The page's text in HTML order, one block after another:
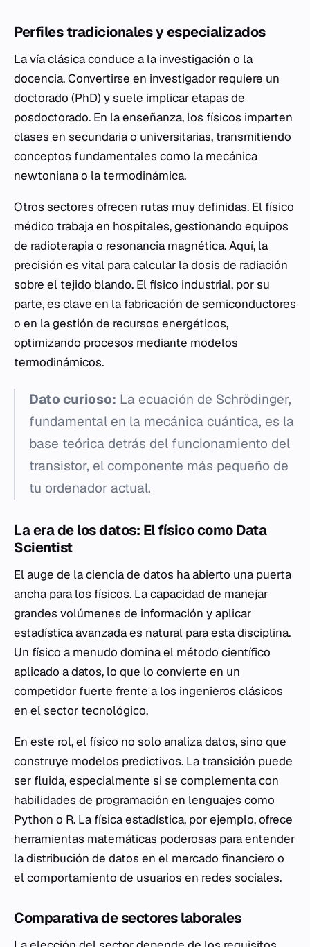
Perfiles tradicionales y especializados
La vía clásica conduce a la investigación o la
docencia. Convertirse en investigador requiere un
doctorado (PhD) y suele implicar etapas de
posdoctorado. En la enseñanza, los físicos imparten
clases en secundaria o universitarias, transmitiendo
conceptos fundamentales como la mecánica
newtoniana o la termodinámica.
Otros sectores ofrecen rutas muy definidas. El físico
médico trabaja en hospitales, gestionando equipos
de radioterapia o resonancia magnética. Aquí, la
precisión es vital para calcular la dosis de radiación
sobre el tejido blando. El físico industrial, por su
parte, es clave en la fabricación de semiconductores
o en la gestión de recursos energéticos,
optimizando procesos mediante modelos
termodinámicos.
Dato curioso: La ecuación de Schrödinger,
fundamental en la mecánica cuántica, es la
base teórica detrás del funcionamiento del
transistor, el componente más pequeño de
tu ordenador actual.
La era de los datos: El físico como Data
Scientist
El auge de la ciencia de datos ha abierto una puerta
ancha para los físicos. La capacidad de manejar
grandes volúmenes de información y aplicar
estadística avanzada es natural para esta disciplina.
Un físico a menudo domina el método científico
aplicado a datos, lo que lo convierte en un
competidor fuerte frente a los ingenieros clásicos
en el sector tecnológico.
En este rol, el físico no solo analiza datos, sino que
construye modelos predictivos. La transición puede
ser fluida, especialmente si se complementa con
habilidades de programación en lenguajes como
Python o R. La física estadística, por ejemplo, ofrece
herramientas matemáticas poderosas para entender
la distribución de datos en el mercado financiero o
el comportamiento de usuarios en redes sociales.
Comparativa de sectores laborales